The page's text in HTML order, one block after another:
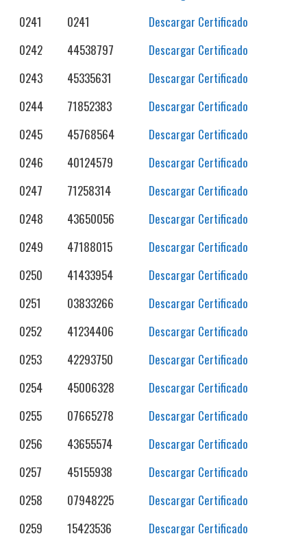
0241
0241
Descargar Certificado
0242
44538797
Descargar Certificado
0243
45335631
Descargar Certificado
0244
71852383
Descargar Certificado
0245
45768564
Descargar Certificado
0246
40124579
Descargar Certificado
0247
71258314
Descargar Certificado
0248
43650056
Descargar Certificado
0249
47188015
Descargar Certificado
0250
41433954
Descargar Certificado
0251
03833266
Descargar Certificado
0252
41234406
Descargar Certificado
0253
42293750
Descargar Certificado
0254
45006328
Descargar Certificado
0255
07665278
Descargar Certificado
0256
43655574
Descargar Certificado
0257
45155938
Descargar Certificado
0258
07948225
Descargar Certificado
0259
15423536
Descargar Certificado